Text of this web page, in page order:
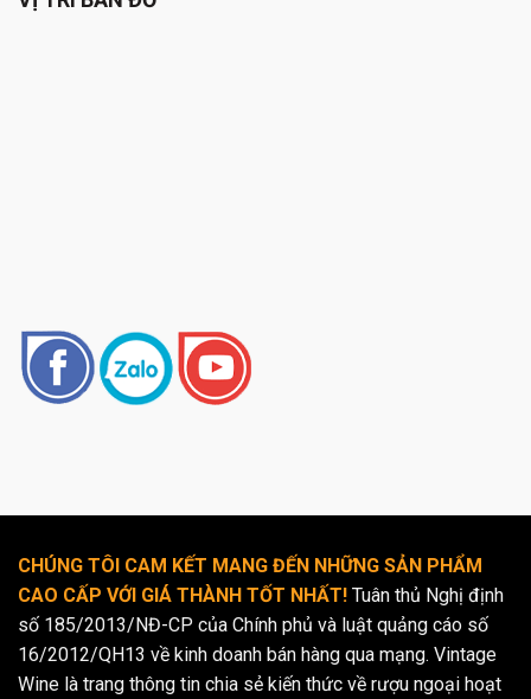
Phong cách uống: Captain Morgan thường được uống trộn
Cách thưởng thức rượu Captain Morgan
Cách thưởng thức rượu Captain Morgan thường được thực
tiếp sau khi được đóng chai và có thể được phục vụ ở nhiệt
Trộn lẫn với nước ngọt: Rượu Captain Morgan thường được
trộn lẫn với nước ngọt và đá để tạo ra một thức uống có
hương vị nhẹ nhàng hơn.
Trộn lẫn với nước cola: Rượu Captain Morgan cũng thường
CHÚNG TÔI CAM KẾT MANG ĐẾN NHỮNG SẢN PHẨM
CAO CẤP VỚI GIÁ THÀNH TỐT NHẤT! Tuân thủ Nghị định
số 185/2013/NĐ-CP của Chính phủ và luật quảng cáo số
16/2012/QH13 về kinh doanh bán hàng qua mạng. Vintage
Wine là trang thông tin chia sẻ kiến thức về rượu ngoại hoạt